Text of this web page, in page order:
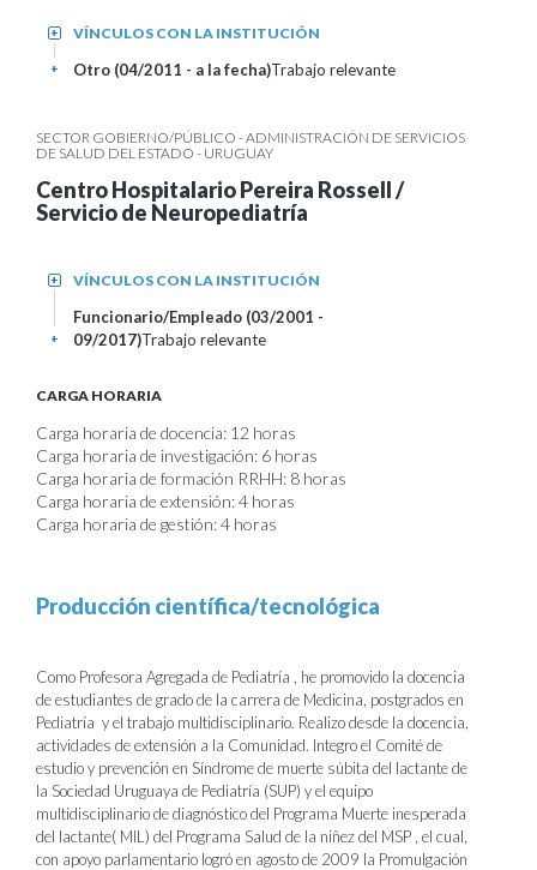
VÍNCULOS CON LA INSTITUCIÓN
+
Otro (04/2011 - a la fecha)Trabajo relevante
+
SECTOR GOBIERNO/PÚBLICO - ADMINISTRACIÓN DE SERVICIOS
DE SALUD DEL ESTADO - URUGUAY
Centro Hospitalario Pereira Rossell /
Servicio de Neuropediatría
VÍNCULOS CON LA INSTITUCIÓN
+
Funcionario/Empleado (03/2001 -
09/2017)Trabajo relevante
+
CARGA HORARIA
Carga horaria de docencia: 12 horas
Carga horaria de investigación: 6 horas
Carga horaria de formación RRHH: 8 horas
Carga horaria de extensión: 4 horas
Carga horaria de gestión: 4 horas
Producción científica/tecnológica
Como Profesora Agregada de Pediatría , he promovido la docencia
de estudiantes de grado de la carrera de Medicina, postgrados en
Pediatría y el trabajo multidisciplinario. Realizo desde la docencia,
actividades de extensión a la Comunidad. Integro el Comité de
estudio y prevención en Síndrome de muerte súbita del lactante de
la Sociedad Uruguaya de Pediatría (SUP) y el equipo
multidisciplinario de diagnóstico del Programa Muerte inesperada
del lactante( MIL) del Programa Salud de la niñez del MSP , el cual,
con apoyo parlamentario logró en agosto de 2009 la Promulgación